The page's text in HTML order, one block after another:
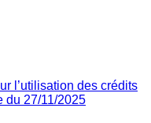
l’utilisation des crédits
du 27/11/2025